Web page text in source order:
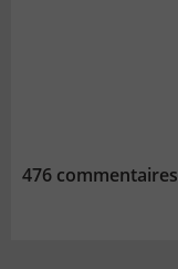
476 commentaires